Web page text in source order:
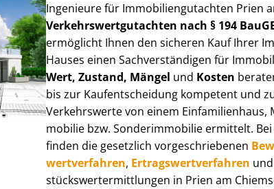
Ingenieure für Im­mo­bi­li­en­gut­ach­ten Prien
Ver­kehrs­wert­gut­ach­ten nach § 194
ermöglicht Ihnen den sicheren Kauf Ihrer
Hauses einen Sach­ver­stän­di­gen für
Wert, Zustand, Mängel und Kosten
bis zur Kauf­ent­schei­dung kompetent und
Verkehrswerte von einem
mo­bi­lie bzw. Sonderimmobilie ermittelt.
finden die gesetzlich vor­ge­schrie­be­nen
wert­ver­fah­ren, Er­trags­wert­ver­fah­ren und
stücks­wert­ermitt­lun­gen in Prien am